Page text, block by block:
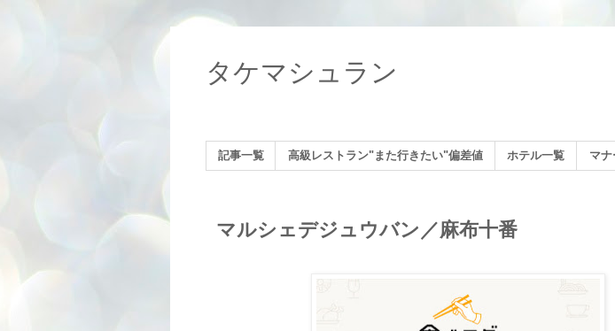
タケマシュラン
記事一覧 高級レストラン"また行きたい"偏差値 ホテル一覧 マナ
マルシェデジュウバン／麻布十番